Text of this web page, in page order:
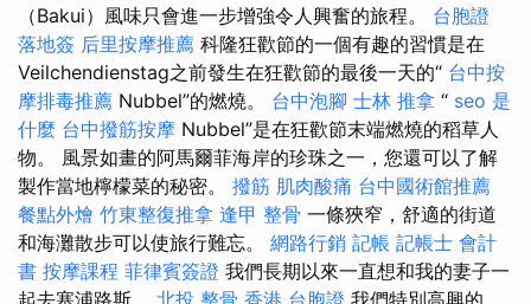
（Bakui）風味只會進一步增強令人興奮的旅程。 台胞證
落地簽 后里按摩推薦 科隆狂歡節的一個有趣的習慣是在
Veilchendienstag之前發生在狂歡節的最後一天的“ 台中按
摩排毒推薦 Nubbel”的燃燒。 台中泡腳 士林 推拿 “ seo 是
什麼 台中撥筋按摩 Nubbel”是在狂歡節末端燃燒的稻草人
物。 風景如畫的阿馬爾菲海岸的珍珠之一，您還可以了解
製作當地檸檬菜的秘密。 撥筋 肌肉酸痛 台中國術館推薦
餐點外燴 竹東整復推拿 逢甲 整骨 一條狹窄，舒適的街道
和海灘散步可以使旅行難忘。 網路行銷 記帳 記帳士 會計
書 按摩課程 菲律賓簽證 我們長期以來一直想和我的妻子一
起去塞浦路斯。 北投 整骨 香港 台胞證 我們特別高興的